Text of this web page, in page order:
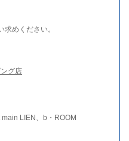
めください。
グ店
LIEN、b・ROOM